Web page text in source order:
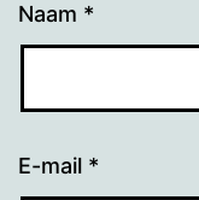
Naam *
E-mail *